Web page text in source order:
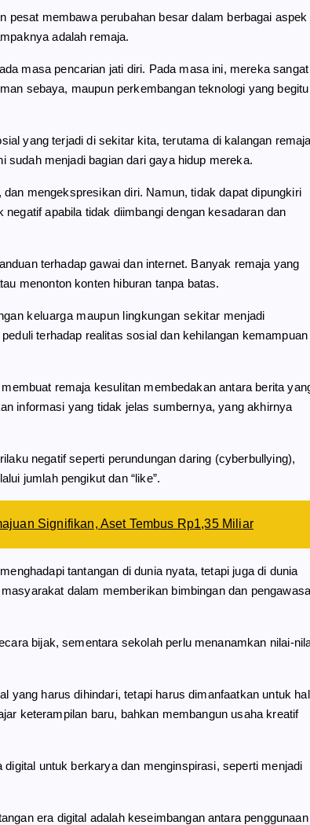
pesat membawa perubahan besar dalam berbagai aspek
adalah remaja.
masa pencarian jati diri. Pada masa ini, mereka sangat
sebaya, maupun perkembangan teknologi yang begitu
yang terjadi di sekitar kita, terutama di kalangan
sudah menjadi bagian dari gaya hidup mereka.
mengekspresikan diri. Namun, tidak dapat dipungkiri
apabila tidak diimbangi dengan kesadaran dan
terhadap gawai dan internet. Banyak remaja yang
menonton konten hiburan tanpa batas.
keluarga maupun lingkungan sekitar menjadi
terhadap realitas sosial dan kehilangan kemampuan
remaja kesulitan membedakan antara berita
informasi yang tidak jelas sumbernya, yang akhirnya
negatif seperti perundungan daring (cyberbullying),
jumlah pengikut dan “like”.
Signifikan, Aset Tembus Rp1,35 Miliar
tantangan di dunia nyata, tetapi juga di dunia
dalam memberikan bimbingan dan
bijak, sementara sekolah perlu menanamkan nilai-
yang harus dihindari, tetapi harus dimanfaatkan untuk
keterampilan baru, bahkan membangun usaha kreatif
untuk berkarya dan menginspirasi, seperti menjadi
era digital adalah keseimbangan antara penggunaan